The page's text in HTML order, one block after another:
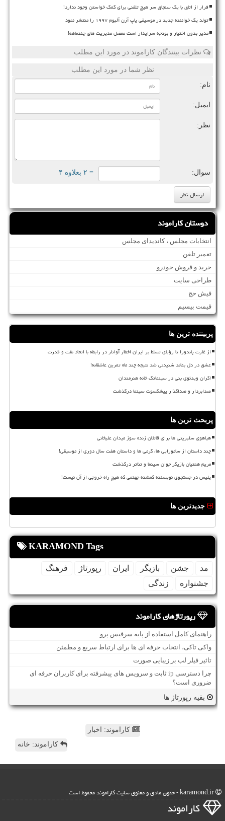
فرار از اتاق با یک سنجاق سر هیچ تلفنی برای کمک خواستن وجود ندارد!
تولد یک خواننده جدید در موسیقی پاپ آرن آلبوم ۱۹۹۷ را منتشر نمود
مدیر بدون اختیار و بودجه سرایدار است معضل مدیریت های چندماهه!
نظرات بینندگان کاراموند در مورد این مطلب
نظر شما در مورد این مطلب
نام:
ایمیل:
نظر:
سوال: = ۲ بعلاوه ۴
دوستان کاراموند
انتخابات مجلس ، کاندیدای مجلس
تعمیر تلفن
خرید و فروش خودرو
طراحی سایت
فیش حج
قیمت بیسیم
پربیننده ترین ها
از غارت پاندورا تا رؤیای تسلط بر ایران اخطار آواتار در رابطه با اتحاد نفت و قدرت
عشق در دل بماند شنیدنی شد نتیجه چند ماه تمرین عاشقانه!
اکران ویدئوی بنی در سینماتک خانه هنرمندان
صدابردار و صداگذار پیشکسوت سینما درگذشت
پربحث ترین ها
هیاهوی سلبریتی ها برای قاتلان زنده سوز میدان علیخانی
چند داستان از سامورایی ها، گرمی ها و داستان هفت سال دوری از موسیقی!
مریم همتیان بازیگر جوان سینما و تئاتر درگذشت
پلیس در جستجوی نویسنده گمشده جهنمی که هیچ راه خروجی از آن نیست!
جدیدترین ها
KARAMOND Tags
مد جشن بازیگر ایران رپورتاژ
فرهنگ
جشنواره
زندگی
رپورتاژهای کاراموند
راهنمای کامل استفاده از پایه سرفیس پرو
واکی تاکی، انتخاب حرفه ای ها برای ارتباط سریع و مطمئن
تاثیر فیلر لب بر زیبایی صورت
چرا دسترسی ip ثابت و سرویس های پیشرفته برای کاربران حرفه ای
ضروری است؟
بقیه رپورتاژ ها
کاراموند: اخبار
کاراموند: خانه
كاراموند